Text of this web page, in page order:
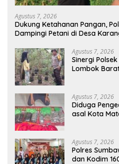
Agustus 7, 2026
Dukung Ketahanan Pangan,
Dampingi Petani di Desa
Agustus 7, 2026
Sinergi
Lombok
Agustus 7, 2026
Diduga
asal Kota
Agustus 7, 2026
Polres
dan Kodim